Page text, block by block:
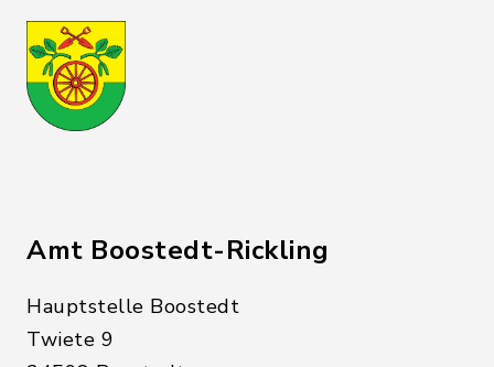
Amt Boostedt-Rickling
Hauptstelle Boostedt
Twiete 9